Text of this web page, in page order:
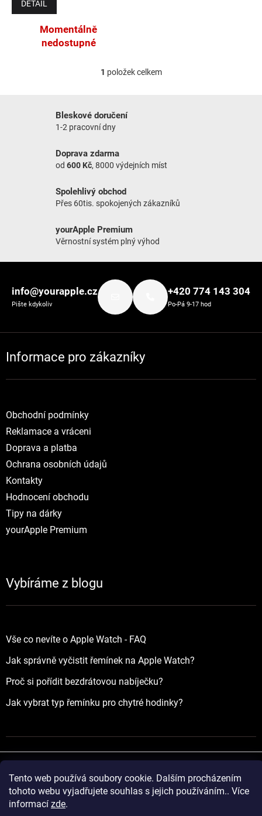
Tento web používá soubory cookie. Dalším procházením
tohoto webu vyjadřujete souhlas s jejich používáním.. Více
informací zde.
DETAIL
Momentálně
nedostupné
Ovládací prvky výpisu
1 položek celkem
Bleskové doručení
1-2 pracovní dny
Doprava zdarma
od 600 Kč, 8000 výdejních míst
Spolehlivý obchod
Přes 60tis. spokojených zákazníků
yourApple Premium
Věrnostní systém plný výhod
info@yourapple.cz
Pište kdykoliv
+420 774 143 304
Po-Pá 9-17 hod
Informace pro zákazníky
Obchodní podmínky
Reklamace a vráceni
Doprava a platba
Ochrana osobních údajů
Kontakty
Hodnocení obchodu
Tipy na dárky
yourApple Premium
Vybíráme z blogu
Vše co nevíte o Apple Watch - FAQ
Jak správně vyčistit řemínek na Apple Watch?
Proč si pořídit bezdrátovou nabíječku?
Jak vybrat typ řemínku pro chytré hodinky?
Vytvořil Shoptet